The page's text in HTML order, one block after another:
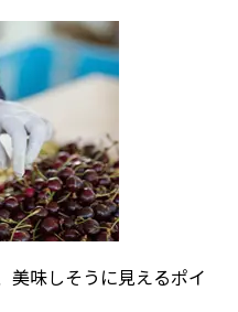
美味しそうに見えるポイ